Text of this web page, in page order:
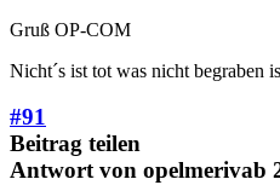
Gruß OP-COM
Nicht´s ist tot was nicht begraben
#91
Beitrag teilen
Antwort von opelmerivab